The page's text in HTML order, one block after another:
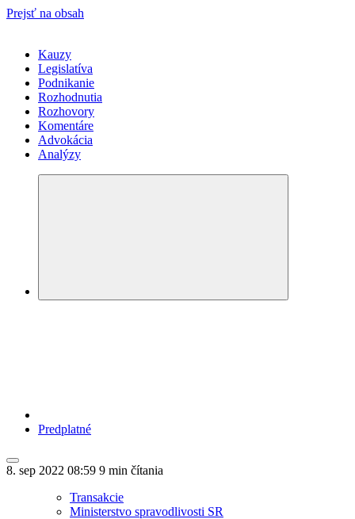
Prejsť na obsah
Kauzy
Legislatíva
Podnikanie
Rozhodnutia
Rozhovory
Komentáre
Advokácia
Analýzy
Predplatné
8. sep 2022 08:59 9 min čítania
Transakcie
Ministerstvo spravodlivosti SR